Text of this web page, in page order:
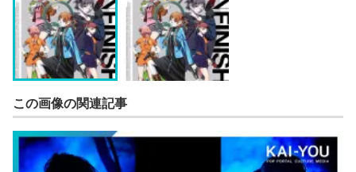
この画像の関連記事